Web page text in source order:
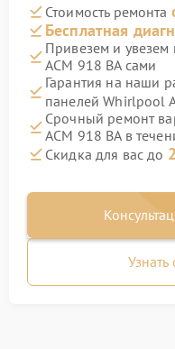
Стоимость ремонта
Бесплатная
Привезем и
ACM 918 BA сами
Гарантия на наши
панелей Whirlpool
Срочный ремонт
ACM 918 BA в
Скидка для вас до
Узнать